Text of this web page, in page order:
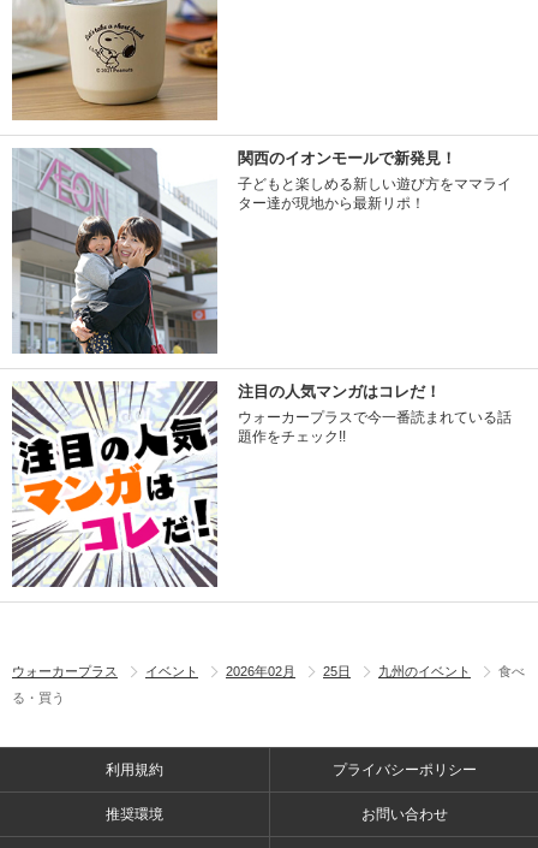
関西のイオンモールで新発見！
子どもと楽しめる新しい遊び方をママライ
ター達が現地から最新リポ！
注目の人気マンガはコレだ！
ウォーカープラスで今一番読まれている話
題作をチェック!!
ウォーカープラス イベント 2026年02月 25日 九州のイベント
食べ
る・買う
利用規約 プライバシーポリシー
推奨環境 お問い合わせ